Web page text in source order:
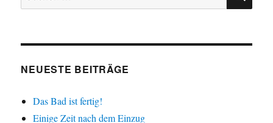
an
nach:
NEUESTE BEITRÄGE
Das Bad ist fertig!
Einige Zeit nach dem Einzug